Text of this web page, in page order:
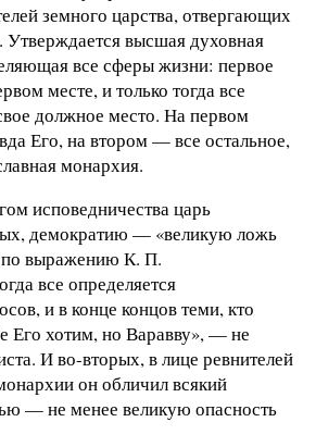
земного царства, отвергающих
высшая духовная
все сферы жизни: первое
месте, и только тогда все
должное место. На первом
Его, на втором — все остальное,
монархия.
исповедничества царь
демократию — «великую ложь
выражению К. П.
все определяется
и в конце концов теми, кто
Его хотим, но Варавву», — не
И во‑вторых, в лице ревнителей
он обличил всякий
— не менее великую опасность